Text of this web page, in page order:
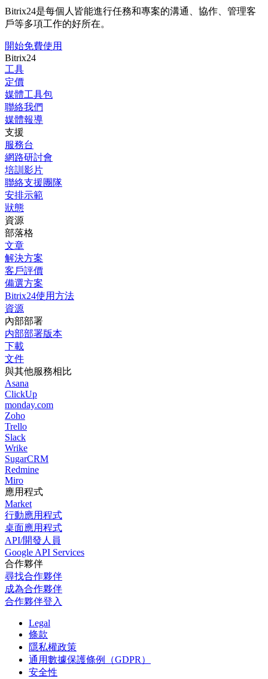
Bitrix24是每個人皆能進行任務和專案的溝通、協作、管理客
戶等多項工作的好所在。
開始免費使用
Bitrix24
工具
定價
媒體工具包
聯絡我們
媒體報導
支援
服務台
網路研討會
培訓影片
聯絡支援團隊
安排示範
狀態
資源
部落格
文章
解決方案
客戶評價
備選方案
Bitrix24使用方法
資源
內部部署
内部部署版本
下載
文件
與其他服務相比
Asana
ClickUp
monday.com
Zoho
Trello
Slack
Wrike
SugarCRM
Redmine
Miro
應用程式
Market
行動應用程式
桌面應用程式
API/開發人員
Google API Services
合作夥伴
尋找合作夥伴
成為合作夥伴
合作夥伴登入
Legal
條款
隱私權政策
通用數據保護條例（GDPR）
安全性